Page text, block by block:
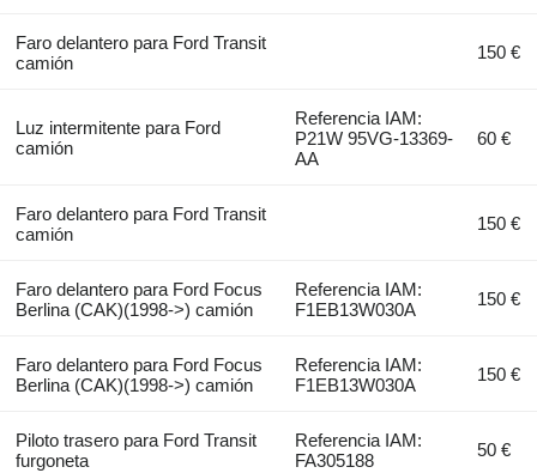
Faro delantero para Ford Transit
camión
150 €
Luz intermitente para Ford
camión
Referencia IAM:
P21W 95VG-13369-
AA
60 €
Faro delantero para Ford Transit
camión
150 €
Faro delantero para Ford Focus
Berlina (CAK)(1998->) camión
Referencia IAM:
F1EB13W030A
150 €
Faro delantero para Ford Focus
Berlina (CAK)(1998->) camión
Referencia IAM:
F1EB13W030A
150 €
Piloto trasero para Ford Transit
furgoneta
Referencia IAM:
FA305188
50 €